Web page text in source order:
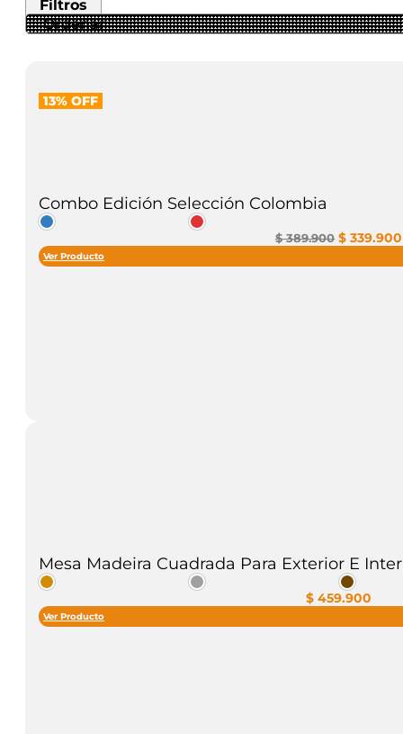
Filtros
13% OFF
Combo Edición Selección Colombia
$389.900 El
original
$ 339.900
Ver Producto
Mesa Madeira Cuadrada Para Exterior E
$ 459.900
Ver Producto